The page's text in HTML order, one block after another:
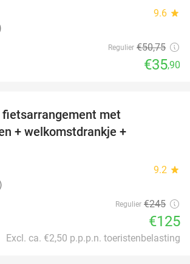
9.6 star
Regulier €50,75
€35,90
met
+ welkomstdrankje +
9.2 star
Regulier €245
€125
Excl. ca. €2,50 p.p.p.n. toeristenbelasting